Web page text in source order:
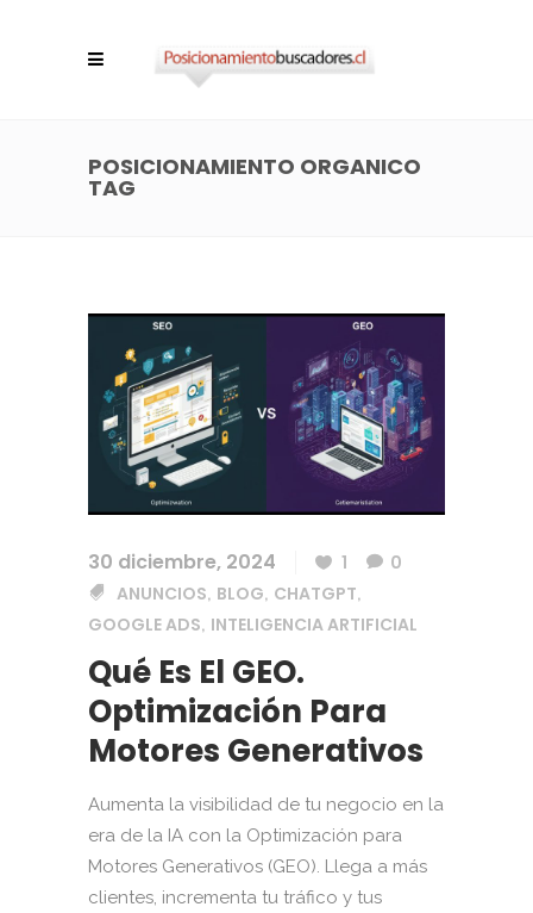
POSICIONAMIENTO ORGANICO
TAG
30 diciembre, 2024 1
0
ANUNCIOS, BLOG, CHATGPT,
GOOGLE ADS, INTELIGENCIA ARTIFICIAL
Qué Es El GEO.
Optimización Para
Motores Generativos
Aumenta la visibilidad de tu negocio en la
era de la IA con la Optimización para
Motores Generativos (GEO). Llega a más
clientes, incrementa tu tráfico y tus